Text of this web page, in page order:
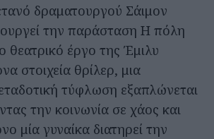
δραματουργού Σάιμον
την παράσταση Η πόλη
έργο της Έμιλυ
στοιχεία θρίλερ, μια
τύφλωση εξαπλώνεται
την κοινωνία σε χάος και
μία γυναίκα διατηρεί την